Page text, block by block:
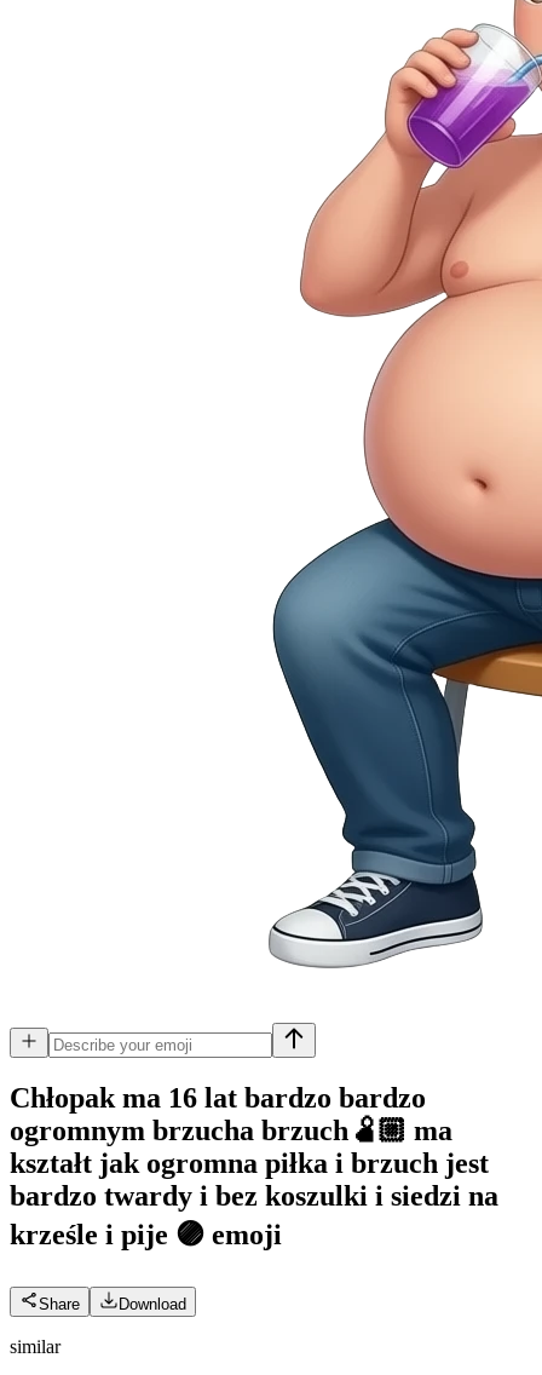
Chłopak ma 16 lat bardzo bardzo
ogromnym brzucha brzuch🫄🏼 ma
kształt jak ogromna piłka i brzuch jest
bardzo twardy i bez koszulki i siedzi na
krześle i pije 🟣 emoji
Share Download
similar